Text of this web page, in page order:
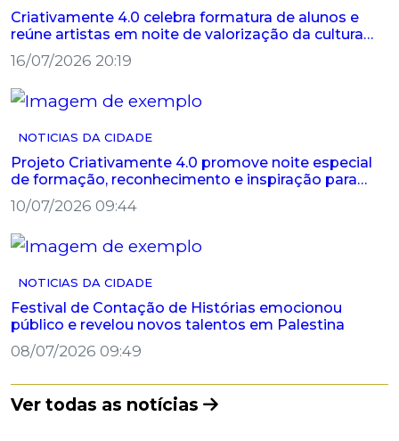
Criativamente 4.0 celebra formatura de alunos e
reúne artistas em noite de valorização da cultura
em Palestina
16/07/2026 20:19
NOTICIAS DA CIDADE
Projeto Criativamente 4.0 promove noite especial
de formação, reconhecimento e inspiração para
artistas de Palestina
10/07/2026 09:44
NOTICIAS DA CIDADE
Festival de Contação de Histórias emocionou
público e revelou novos talentos em Palestina
08/07/2026 09:49
Ver todas as notícias